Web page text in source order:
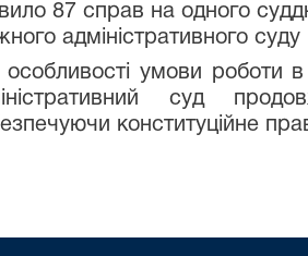
87 справ на одного
адміністративного суду
умови роботи
суд
конституційне